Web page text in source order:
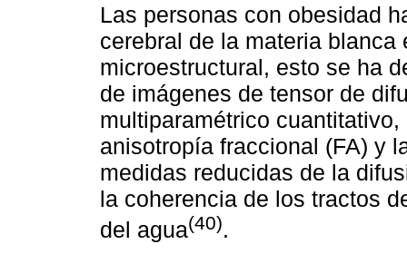
Las personas con obesidad
cerebral de la materia
microestructural, esto se ha
de imágenes de tensor de
multiparamétrico
anisotropía fraccional (FA) y
medidas reducidas de la
la coherencia de los tractos
del agua(40).